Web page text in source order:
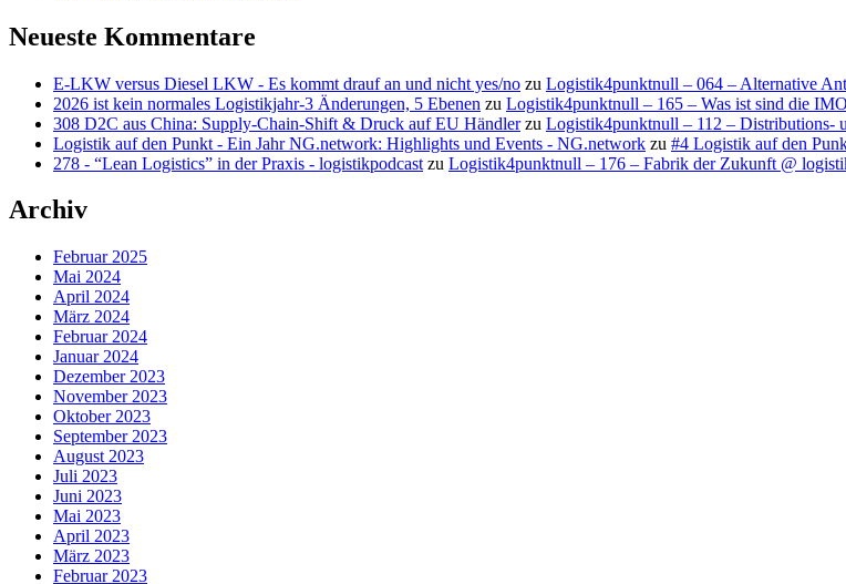
Neueste Kommentare
E-LKW versus Diesel LKW - Es kommt drauf an und nicht yes/no zu Logistik4punktnull – 064 – Alternative
2026 ist kein normales Logistikjahr-3 Änderungen, 5 Ebenen zu Logistik4punktnull – 165 – Was ist sind die
308 D2C aus China: Supply-Chain-Shift & Druck auf EU Händlerzu Logistik4punktnull – 112 – Distributions-
Logistik auf den Punkt - Ein Jahr NG.network: Highlights und Events - NG.network zu #4 Logistik auf den
278 - “Lean Logistics” in der Praxis - logistikpodcast zu Logistik4punktnull – 176 – Fabrik der Zukunft @
Archiv
Februar 2025
Mai 2024
April 2024
März 2024
Februar 2024
Januar 2024
Dezember 2023
November 2023
Oktober 2023
September 2023
August 2023
Juli 2023
Juni 2023
Mai 2023
April 2023
März 2023
Februar 2023